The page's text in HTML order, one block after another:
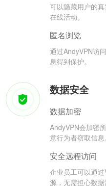
可以隐藏用户的
在线活动。
匿名浏览
通过AndyVPN访
息得到保护。
数据安全
数据加密
AndyVPN会加密
意行为者窃取信息
安全远程访问
企业员工可以通
源，无需担心数据